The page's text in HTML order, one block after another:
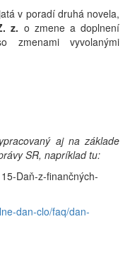
v poradí druhá novela,
z. o zmene a doplnení
zmenami vyvolanými
aj na základe
SR, napríklad tu:
Daň-z-finančných-
dan-clo/faq/dan-